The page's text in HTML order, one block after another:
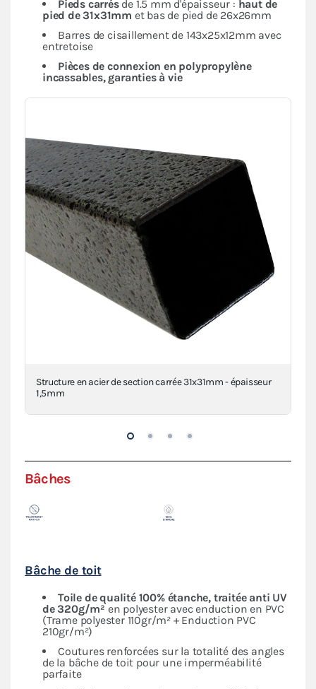
Pieds carrésde 1.5 mm d'épaisseur : haut de
pied de 31x31mm et bas de pied de 26x26mm
Barres de cisaillement de 143x25x12mm avec
entretoise
Pièces de connexion en polypropylène
incassables, garanties à vie
Structure en acier de section carrée 31x31mm - épaisseur
1,5mm
Bâches
Bâche de toit
Toile de qualité 100% étanche, traitée anti UV
de 320g/m² en polyester avec enduction en PVC
(Trame polyester 110gr/m² + Enduction PVC
210gr/m²)
Coutures renforcées sur la totalité des angles
de la bâche de toit pour une imperméabilité
parfaite